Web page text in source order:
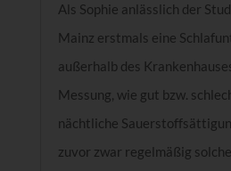
Als Sophie anlässlich der
Mainz erstmals eine
außerhalb des
Messung, wie gut bzw.
nächtliche
zuvor zwar regelmäßig